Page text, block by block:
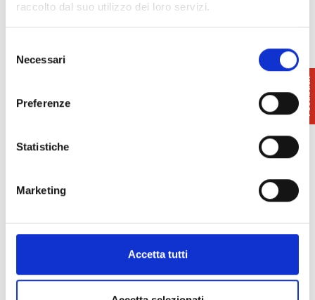
raccolto dal suo utilizzo dei loro servizi.
delNecessari
Preferenze
Statistiche
Marketing
Accetta tutti